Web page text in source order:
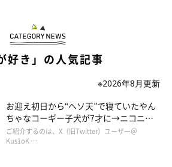
好き」の人気記事
※2026年8月更新
お迎え初日から“ヘソ天”で寝ていたやん
ちゃなコーギー子犬が7才に→ニコニ
コ“コーギースマイル”が魅力のコに成
長！
ご紹介するのは、X（旧Twitter）ユーザー＠
Kus1oK …